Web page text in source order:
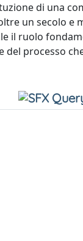
di una
un secolo e
il ruolo
processo